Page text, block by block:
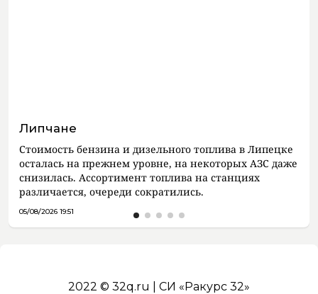
Липчане
Стоимость бензина и дизельного топлива в Липецке
осталась на прежнем уровне, на некоторых АЗС даже
снизилась. Ассортимент топлива на станциях
различается, очереди сократились.
05/08/2026 19:51
2022 © 32q.ru | СИ «Ракурс 32»